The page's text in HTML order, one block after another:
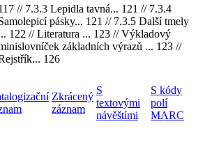
// 7.3.3 Lepidla tavná... 121 // 7.3.4
pásky... 121 // 7.3.5 Další tmely
122 // Literatura ... 123 // Výkladový
základních výrazů ... 123 //
126
Zkrácený
záznam
S
textovými
návěštími
S kódy
polí
MARC